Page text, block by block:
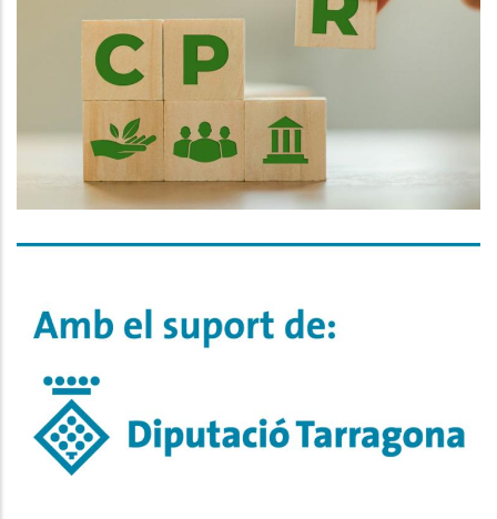
Pública Responsable A L’Alt
Penedès, Anoia, Baix Penedès I
Garraf
Altres
Implementació De L’esquema
Menys De 20.000 Habitants.